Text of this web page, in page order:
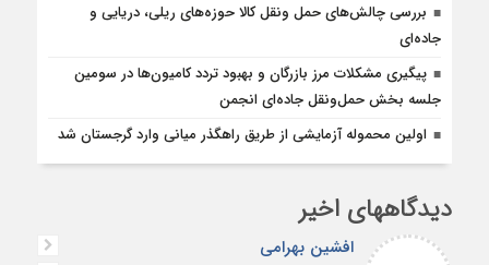
بررسی چالش‌های حمل ونقل کالا حوزه‌های ریلی، دریایی و
جاده‌ای
پیگیری مشکلات مرز بازرگان و بهبود تردد کامیون‌ها در سومین
جلسه بخش حمل‌ونقل جاده‌ای انجمن
اولین محموله آزمایشی از طریق راهگذر میانی وارد گرجستان شد
دیدگاههای اخیر
افشین بهرامی